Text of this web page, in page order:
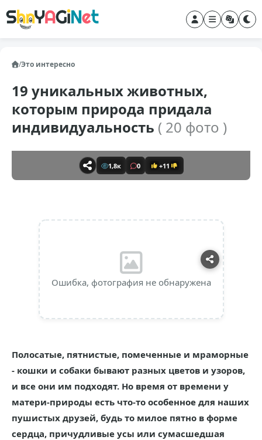
/Это интересно
19 уникальных животных,
которым природа придала
индивидуальность ( 20 фото )
1,8к 0 +11
Ошибка, фотография не обнаружена
Полосатые, пятнистые, помеченные и мраморные
- кошки и собаки бывают разных цветов и узоров,
и все они им подходят. Но время от времени у
матери-природы есть что-то особенное для наших
пушистых друзей, будь то милое пятно в форме
сердца, причудливые усы или сумасшедшая